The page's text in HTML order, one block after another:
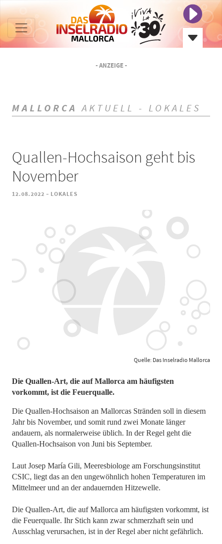
- ANZEIGE -
MALLORCA AKTUELL - LOKALES
Quallen-Hochsaison geht bis
November
12.08.2022 - LOKALES
Quelle: Das Inselradio Mallorca
Die Quallen-Art, die auf Mallorca am häufigsten
vorkommt, ist die Feuerqualle.
Die Quallen-Hochsaison an Mallorcas Stränden soll in diesem
Jahr bis November, und somit rund zwei Monate länger
andauern, als normalerweise üblich. In der Regel geht die
Quallen-Hochsaison von Juni bis September.
Laut Josep María Gili, Meeresbiologe am Forschungsinstitut
CSIC, liegt das an den ungewöhnlich hohen Temperaturen im
Mittelmeer und an der andauernden Hitzewelle.
Die Quallen-Art, die auf Mallorca am häufigsten vorkommt, ist
die Feuerqualle. Ihr Stich kann zwar schmerzhaft sein und
Ausschlag verursachen, ist in der Regel aber nicht gefährlich.